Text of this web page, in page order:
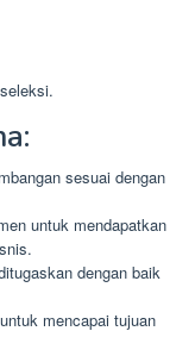
sesuai dengan
untuk mendapatkan
dengan baik
mencapai tujuan